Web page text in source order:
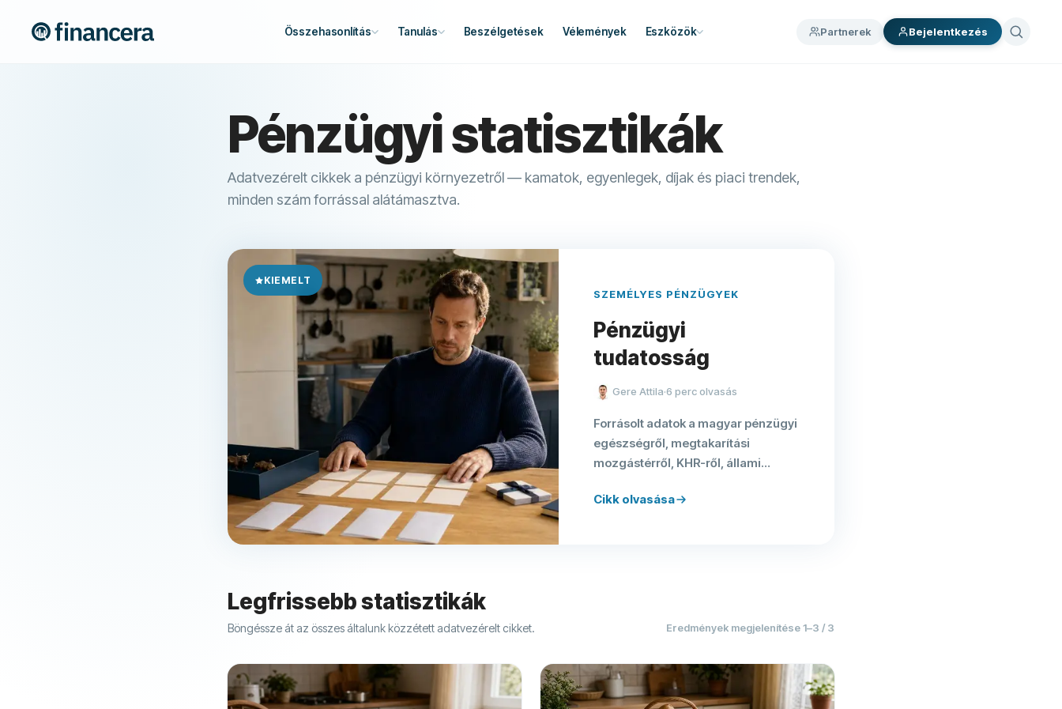
Összehasonlítás Tanulás Beszélgetések Vélemények Eszközök Partnerek Bejelentkezés
Pénzügyi statisztikák
Adatvezérelt cikkek a pénzügyi környezetről — kamatok, egyenlegek, díjak és piaci trendek,
minden szám forrással alátámasztva.
KIEMELT
SZEMÉLYES PÉNZÜGYEK
Pénzügyi
tudatosság
Gere Attila·6 perc olvasás
Forrásolt adatok a magyar pénzügyi
egészségről, megtakarítási
mozgástérről, KHR-ről, állami
összehasonlításról.
Cikk olvasása
Legfrissebb statisztikák
Böngéssze át az összes általunk közzétett adatvezérelt cikket. Eredmények megjelenítése1–3 /3